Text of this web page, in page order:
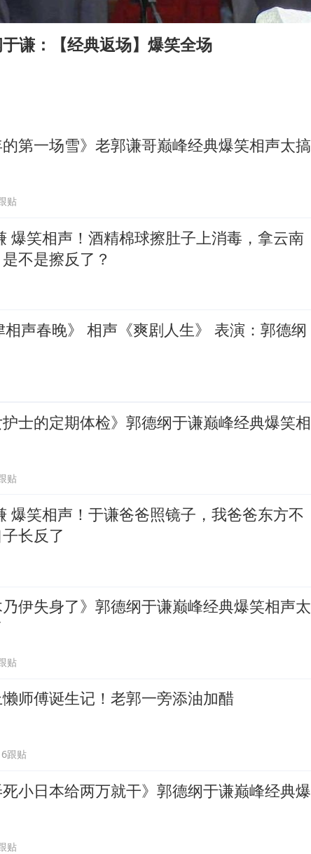
轰-6K到底是不是战略轰炸机
“皋”在低处
江西警方通报：一男子酒驾致7人受伤
谦：【经典返场】爆笑全场
第一场雪》老郭谦哥巅峰经典爆笑相声太搞
贴
爆笑相声！酒精棉球擦肚子上消毒，拿云南
不是擦反了？
《2025天津相声春晚》 相声《爽剧人生》 表演：郭德纲
士的定期体检》郭德纲于谦巅峰经典爆笑相
贴
爆笑相声！于谦爸爸照镜子，我爸爸东方不
长反了
伊失身了》郭德纲于谦巅峰经典爆笑相声太
贴
师傅诞生记！老郭一旁添油加醋
6跟贴
小日本给两万就干》郭德纲于谦巅峰经典爆
贴